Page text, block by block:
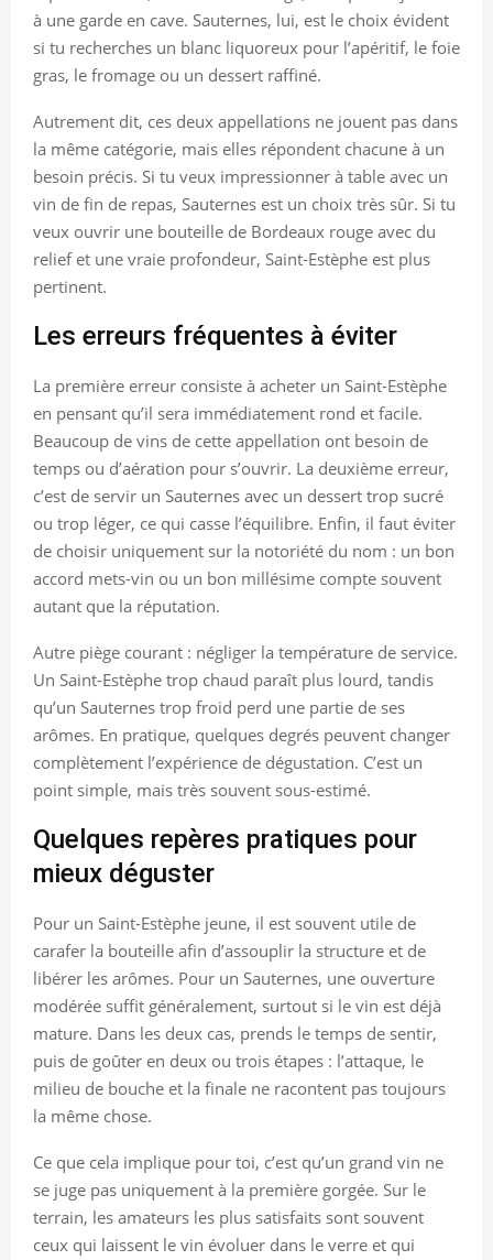
à une garde en cave. Sauternes, lui, est le choix évident
si tu recherches un blanc liquoreux pour l’apéritif, le foie
gras, le fromage ou un dessert raffiné.
Autrement dit, ces deux appellations ne jouent pas dans
la même catégorie, mais elles répondent chacune à un
besoin précis. Si tu veux impressionner à table avec un
vin de fin de repas, Sauternes est un choix très sûr. Si tu
veux ouvrir une bouteille de Bordeaux rouge avec du
relief et une vraie profondeur, Saint-Estèphe est plus
pertinent.
Les erreurs fréquentes à éviter
La première erreur consiste à acheter un Saint-Estèphe
en pensant qu’il sera immédiatement rond et facile.
Beaucoup de vins de cette appellation ont besoin de
temps ou d’aération pour s’ouvrir. La deuxième erreur,
c’est de servir un Sauternes avec un dessert trop sucré
ou trop léger, ce qui casse l’équilibre. Enfin, il faut éviter
de choisir uniquement sur la notoriété du nom : un bon
accord mets-vin ou un bon millésime compte souvent
autant que la réputation.
Autre piège courant : négliger la température de service.
Un Saint-Estèphe trop chaud paraît plus lourd, tandis
qu’un Sauternes trop froid perd une partie de ses
arômes. En pratique, quelques degrés peuvent changer
complètement l’expérience de dégustation. C’est un
point simple, mais très souvent sous-estimé.
Quelques repères pratiques pour
mieux déguster
Pour un Saint-Estèphe jeune, il est souvent utile de
carafer la bouteille afin d’assouplir la structure et de
libérer les arômes. Pour un Sauternes, une ouverture
modérée suffit généralement, surtout si le vin est déjà
mature. Dans les deux cas, prends le temps de sentir,
puis de goûter en deux ou trois étapes : l’attaque, le
milieu de bouche et la finale ne racontent pas toujours
la même chose.
Ce que cela implique pour toi, c’est qu’un grand vin ne
se juge pas uniquement à la première gorgée. Sur le
terrain, les amateurs les plus satisfaits sont souvent
ceux qui laissent le vin évoluer dans le verre et qui